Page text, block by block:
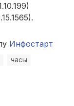
Инфостарт
часы